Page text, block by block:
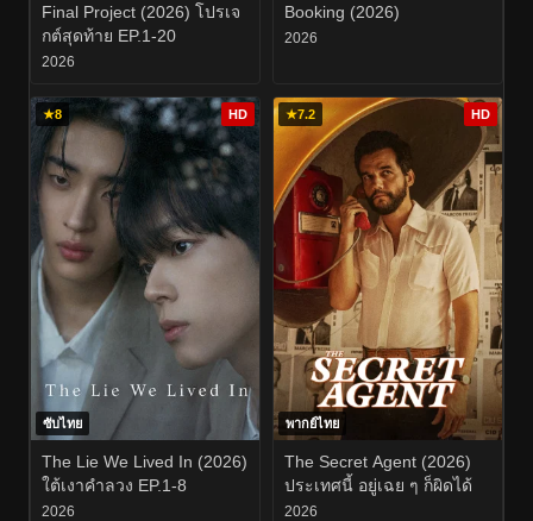
Final Project (2026) โปรเจ
กต์สุดท้าย EP.1-20
2026
Booking (2026)
2026
★8 HD
ซับไทย
The Lie We Lived In (2026)
ใต้เงาคำลวง EP.1-8
2026
★7.2 HD
พากย์ไทย
The Secret Agent (2026)
ประเทศนี้ อยู่เฉย ๆ ก็ผิดได้
2026